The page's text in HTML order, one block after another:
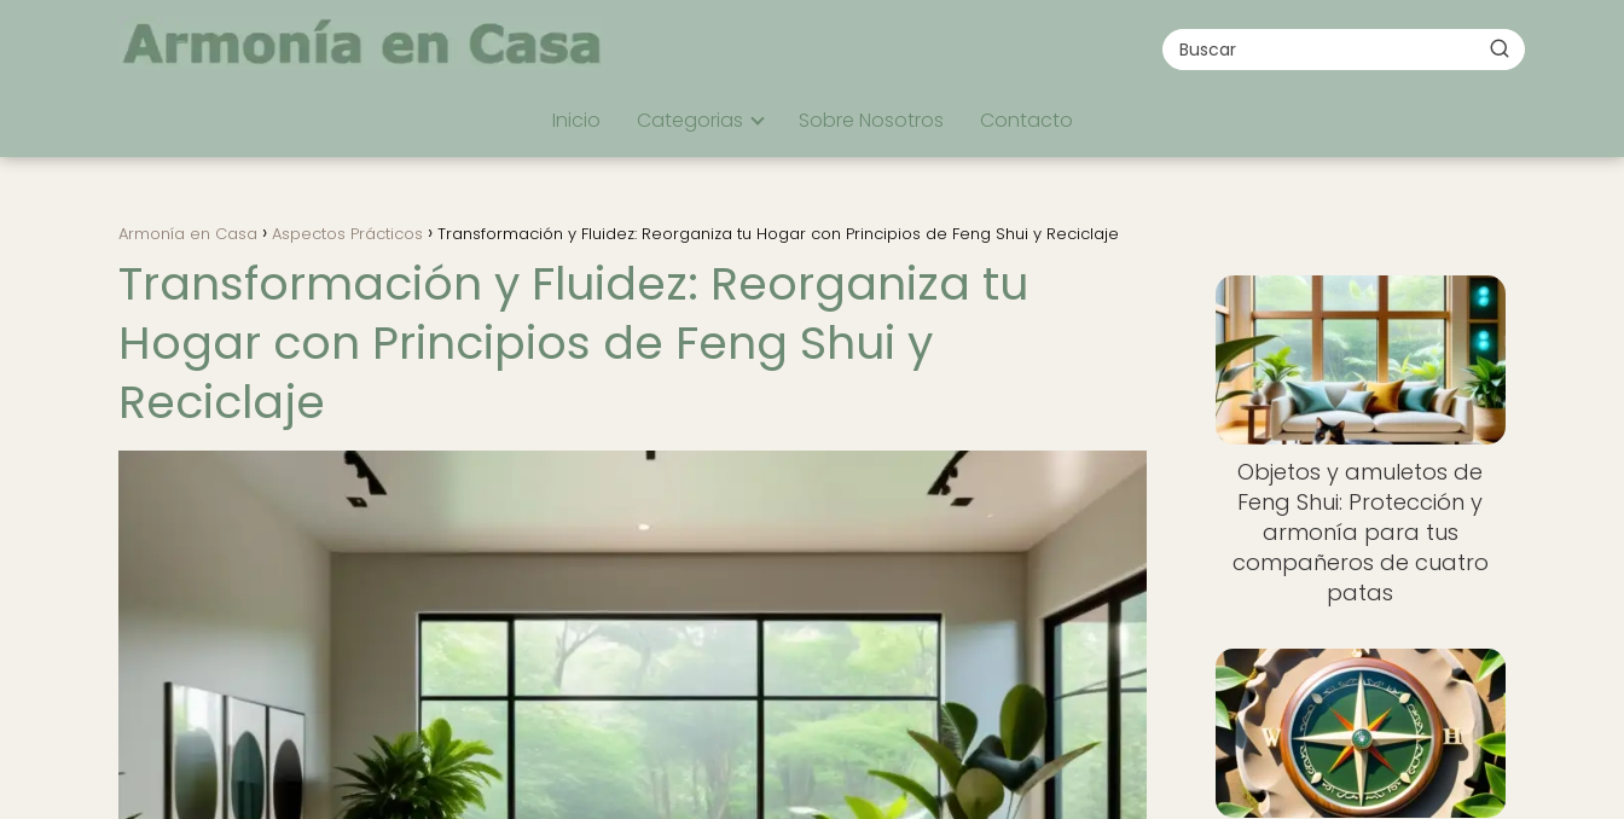
Inicio Categorias Sobre Nosotros Contacto
Armonía en Casa Aspectos Prácticos Transformación y Fluidez: Reorganiza tu Hogar con Principios de Feng Shui y Reciclaje
Transformación y Fluidez: Reorganiza tu
Hogar con Principios de Feng Shui y
Reciclaje
Objetos y amuletos de
Feng Shui: Protección y
armonía para tus
compañeros de cuatro
patas